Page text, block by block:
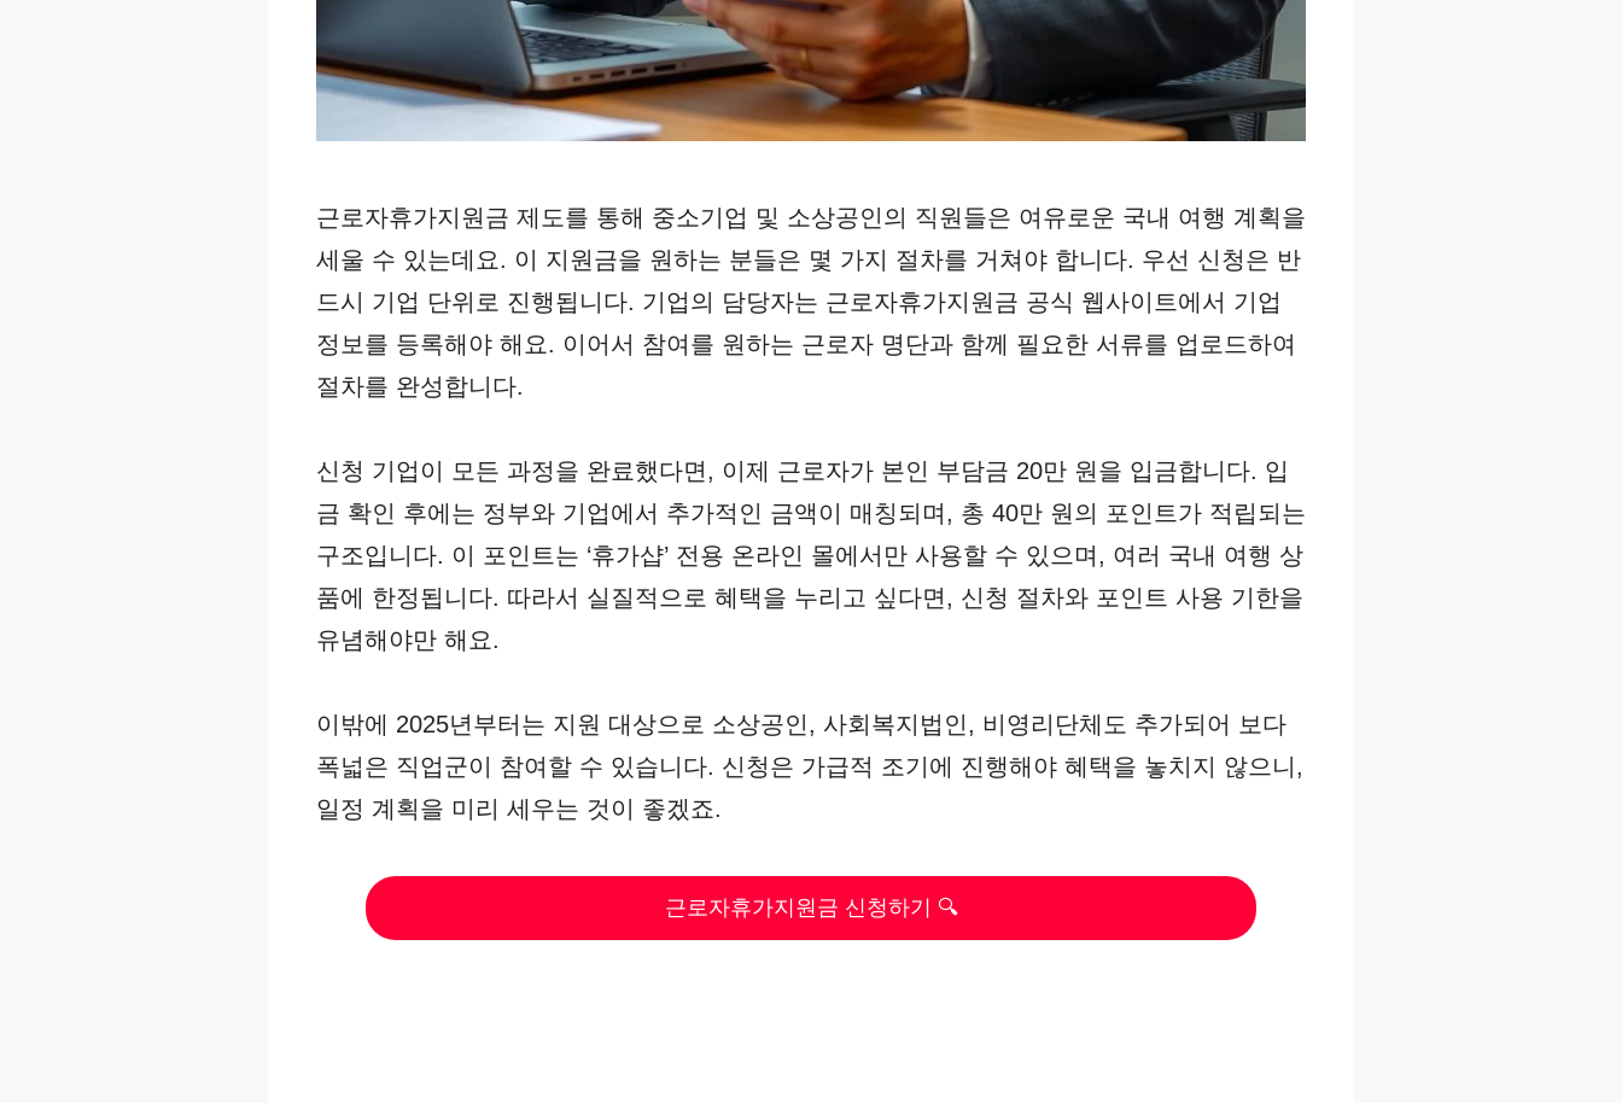
근로자휴가지원금 제도를 통해 중소기업 및 소상공인의 직원들은 여유로운 국내 여행 계획을
세울 수 있는데요. 이 지원금을 원하는 분들은 몇 가지 절차를 거쳐야 합니다. 우선 신청은 반
드시 기업 단위로 진행됩니다. 기업의 담당자는 근로자휴가지원금 공식 웹사이트에서 기업
정보를 등록해야 해요. 이어서 참여를 원하는 근로자 명단과 함께 필요한 서류를 업로드하여
절차를 완성합니다.
신청 기업이 모든 과정을 완료했다면, 이제 근로자가 본인 부담금 20만 원을 입금합니다. 입
금 확인 후에는 정부와 기업에서 추가적인 금액이 매칭되며, 총 40만 원의 포인트가 적립되는
구조입니다. 이 포인트는 ‘휴가샵’ 전용 온라인 몰에서만 사용할 수 있으며, 여러 국내 여행 상
품에 한정됩니다. 따라서 실질적으로 혜택을 누리고 싶다면, 신청 절차와 포인트 사용 기한을
유념해야만 해요.
이밖에 2025년부터는 지원 대상으로 소상공인, 사회복지법인, 비영리단체도 추가되어 보다
폭넓은 직업군이 참여할 수 있습니다. 신청은 가급적 조기에 진행해야 혜택을 놓치지 않으니,
일정 계획을 미리 세우는 것이 좋겠죠.
근로자휴가지원금 신청하기 🔍